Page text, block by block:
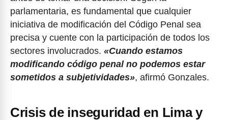
parlamentaria, es fundamental que cualquier
iniciativa de modificación del Código Penal sea
precisa y cuente con la participación de todos los
sectores involucrados. «Cuando estamos
modificando código penal no podemos estar
sometidos a subjetividades», afirmó Gonzales.
Crisis de inseguridad en Lima y